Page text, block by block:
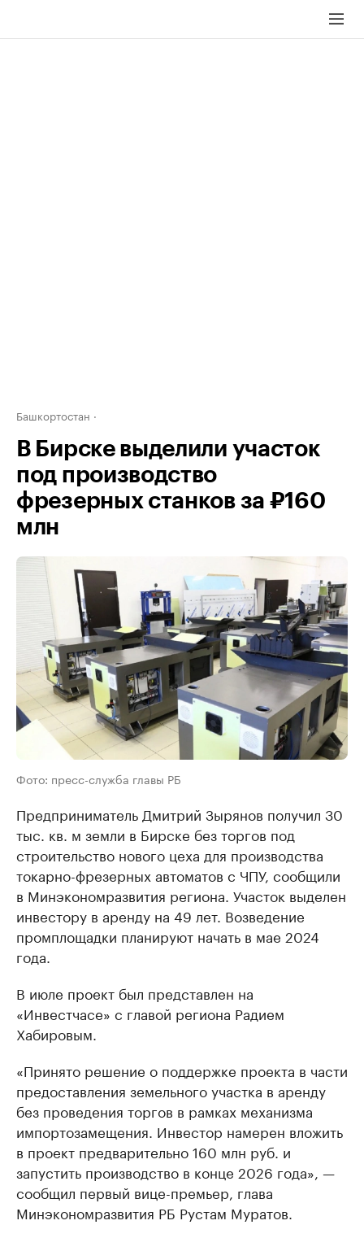
Башкортостан
В Бирске выделили участок
под производство
фрезерных станков за ₽160
млн
Фото: пресс-служба главы РБ
Предприниматель Дмитрий Зырянов получил 30
тыс. кв. м земли в Бирске без торгов под
строительство нового цеха для производства
токарно-фрезерных автоматов с ЧПУ, сообщили
в Минэкономразвития региона. Участок выделен
инвестору в аренду на 49 лет. Возведение
промплощадки планируют начать в мае 2024
года.
В июле проект был представлен на
«Инвестчасе» с главой региона Радием
Хабировым.
«Принято решение о поддержке проекта в части
предоставления земельного участка в аренду
без проведения торгов в рамках механизма
импортозамещения. Инвестор намерен вложить
в проект предварительно 160 млн руб. и
запустить производство в конце 2026 года», —
сообщил первый вице-премьер, глава
Минэкономразвития РБ Рустам Муратов.